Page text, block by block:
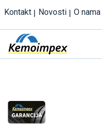
Kontakt Novosti O nama